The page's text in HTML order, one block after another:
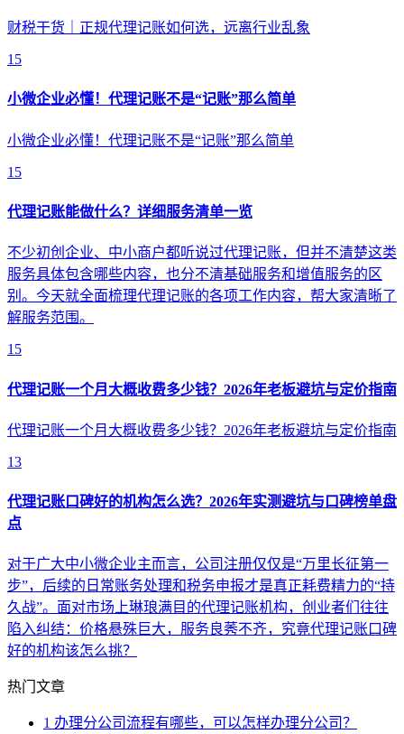
财税干货｜正规代理记账如何选，远离行业乱象
15
小微企业必懂！代理记账不是“记账”那么简单
小微企业必懂！代理记账不是“记账”那么简单
15
代理记账能做什么？详细服务清单一览
不少初创企业、中小商户都听说过代理记账，但并不清楚这类
服务具体包含哪些内容，也分不清基础服务和增值服务的区
别。今天就全面梳理代理记账的各项工作内容，帮大家清晰了
解服务范围。
15
代理记账一个月大概收费多少钱？2026年老板避坑与定价指南
代理记账一个月大概收费多少钱？2026年老板避坑与定价指南
13
代理记账口碑好的机构怎么选？2026年实测避坑与口碑榜单盘
点
对于广大中小微企业主而言，公司注册仅仅是“万里长征第一
步”，后续的日常账务处理和税务申报才是真正耗费精力的“持
久战”。面对市场上琳琅满目的代理记账机构，创业者们往往
陷入纠结：价格悬殊巨大，服务良莠不齐，究竟代理记账口碑
好的机构该怎么挑？
热门文章
1 办理分公司流程有哪些，可以怎样办理分公司？